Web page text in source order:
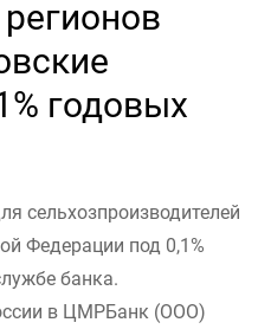
годовых
сельхозпроизводителей
Федерации под 0,1%
банка.
в ЦМРБанк (ООО)